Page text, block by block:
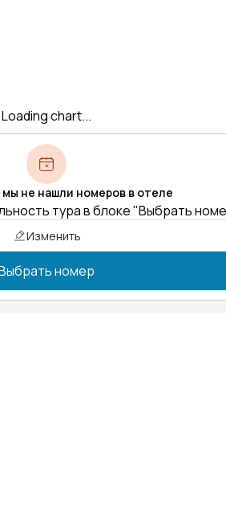
Loading chart...
не нашли номеров в отеле
тура в блоке "Выбрать
Изменить
номер